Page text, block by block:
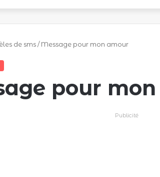
de sms/ Message pour mon amour
pour
Publicité